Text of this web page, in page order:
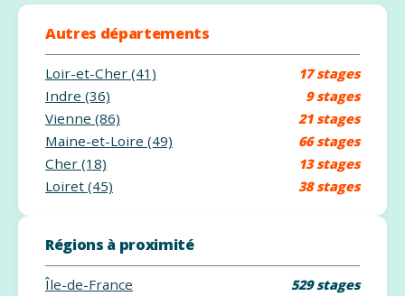
Autres départements
Loir-et-Cher (41) 17 stages
Indre (36) 9 stages
Vienne (86) 21 stages
Maine-et-Loire (49) 66 stages
Cher (18) 13 stages
Loiret (45) 38 stages
Régions à proximité
Île-de-France 529 stages